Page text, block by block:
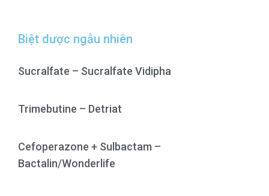
Biệt dược ngẫu nhiên
Sucralfate – Sucralfate Vidipha
Trimebutine – Detriat
Cefoperazone + Sulbactam –
Bactalin/Wonderlife